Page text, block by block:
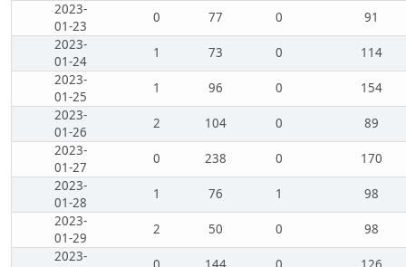
2023-
01-23
0 77 0
91
2023-
01-24
1 73 0
114
2023-
01-25
1 96 0
154
2023-
01-26
2 104 0
89
2023-
01-27
0 238 0
170
2023-
01-28
1 76 1
98
2023-
01-29
2 50 0
98
2023-